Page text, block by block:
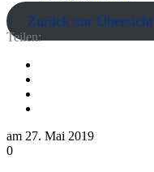
Zurück zur Übersicht
Teilen:
am 27. Mai 2019
0